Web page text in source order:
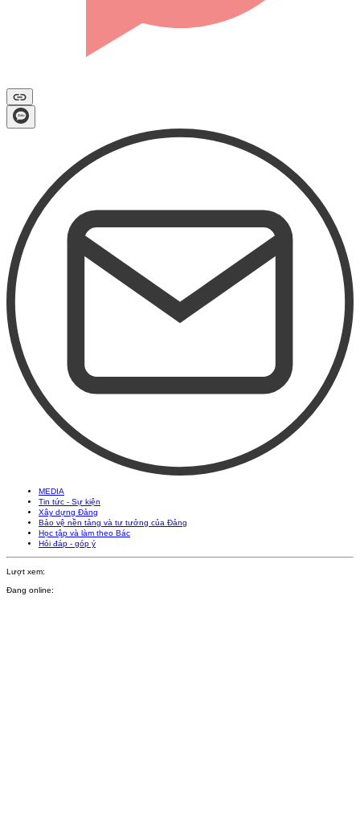
MEDIA
Tin tức - Sự kiện
Xây dựng Đảng
Bảo vệ nền tảng và tư tưởng của Đảng
Học tập và làm theo Bác
Hỏi đáp - góp ý
Lượt xem:
Đang online: